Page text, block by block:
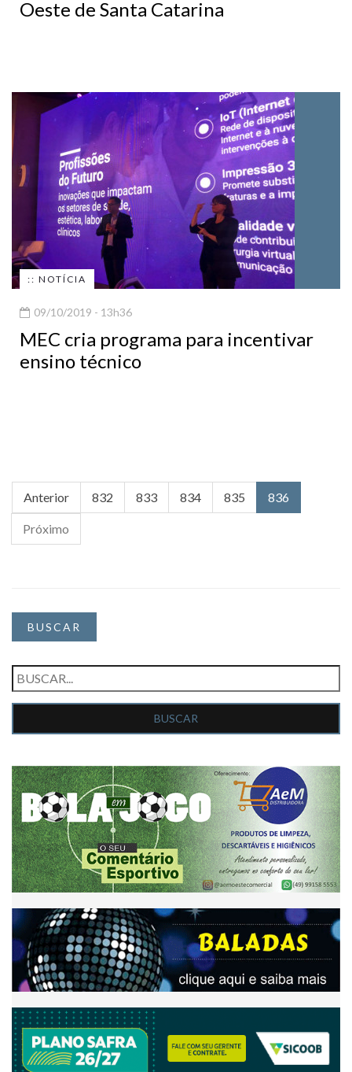
Oeste de Santa Catarina
:: NOTÍCIA
09/10/2019 - 13h36
MEC cria programa para incentivar
ensino técnico
Anterior 832 833 834 835 836
Próximo
BUSCAR